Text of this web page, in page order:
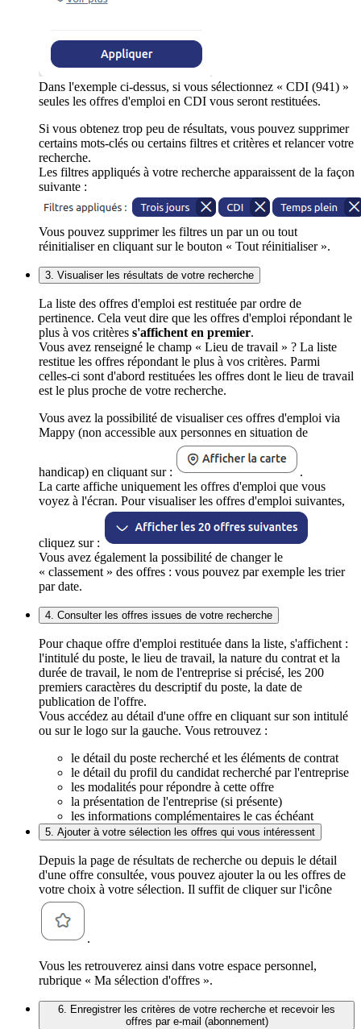
Dans l'exemple ci-dessus, si vous sélectionnez « CDI (941) »
seules les offres d'emploi en CDI vous seront restituées.
Si vous obtenez trop peu de résultats, vous pouvez supprimer
certains mots-clés ou certains filtres et critères et relancer votre
recherche.
Les filtres appliqués à votre recherche apparaissent de la façon
suivante :
Vous pouvez supprimer les filtres un par un ou tout
réinitialiser en cliquant sur le bouton « Tout réinitialiser ».
3. Visualiser les résultats de votre recherche
La liste des offres d'emploi est restituée par ordre de
pertinence. Cela veut dire que les offres d'emploi répondant le
plus à vos critères s'affichent en premier.
Vous avez renseigné le champ « Lieu de travail » ? La liste
restitue les offres répondant le plus à vos critères. Parmi
celles-ci sont d'abord restituées les offres dont le lieu de travail
est le plus proche de votre recherche.
Vous avez la possibilité de visualiser ces offres d'emploi via
Mappy (non accessible aux personnes en situation de
handicap) en cliquant sur :
.
La carte affiche uniquement les offres d'emploi que vous
voyez à l'écran. Pour visualiser les offres d'emploi suivantes,
cliquez sur :
Vous avez également la possibilité de changer le
« classement » des offres : vous pouvez par exemple les trier
par date.
4. Consulter les offres issues de votre recherche
Pour chaque offre d'emploi restituée dans la liste, s'affichent :
l'intitulé du poste, le lieu de travail, la nature du contrat et la
durée de travail, le nom de l'entreprise si précisé, les 200
premiers caractères du descriptif du poste, la date de
publication de l'offre.
Vous accédez au détail d'une offre en cliquant sur son intitulé
ou sur le logo sur la gauche. Vous retrouvez :
le détail du poste recherché et les éléments de contrat
le détail du profil du candidat recherché par l'entreprise
les modalités pour répondre à cette offre
la présentation de l'entreprise (si présente)
les informations complémentaires le cas échéant
5. Ajouter à votre sélection les offres qui vous intéressent
Depuis la page de résultats de recherche ou depuis le détail
d'une offre consultée, vous pouvez ajouter la ou les offres de
votre choix à votre sélection. Il suffit de cliquer sur l'icône
.
Vous les retrouverez ainsi dans votre espace personnel,
rubrique « Ma sélection d'offres ».
6. Enregistrer les critères de votre recherche et recevoir les
offres par e-mail (abonnement)